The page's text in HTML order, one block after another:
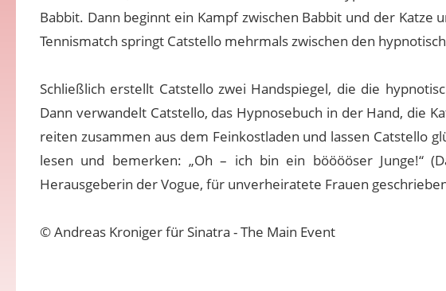
Babbit. Dann beginnt ein Kampf zwischen Babbit und der
Tennismatch springt Catstello mehrmals zwischen den
Schließlich erstellt Catstello zwei Handspiegel, die die
Dann verwandelt Catstello, das Hypnosebuch in der Hand, die
reiten zusammen aus dem Feinkostladen und lassen Catstello
lesen und bemerken: „Oh – ich bin ein bööööser Junge!“
Herausgeberin der Vogue, für unverheiratete Frauen
© Andreas Kroniger für Sinatra - The Main Event